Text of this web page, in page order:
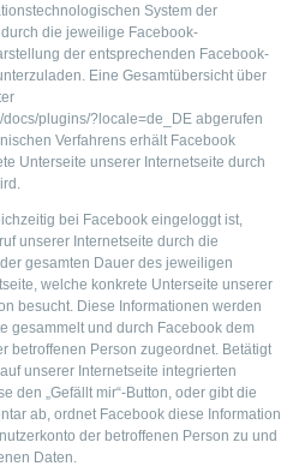
System der
die jeweilige Facebook-
der entsprechenden Facebook-
Eine Gesamtübersicht über
plugins/?locale=de_DE abgerufen
Verfahrens erhält Facebook
Unterseite unserer Internetseite durch
bei Facebook eingeloggt ist,
unserer Internetseite durch die
gesamten Dauer des jeweiligen
welche konkrete Unterseite unserer
besucht. Diese Informationen werden
gesammelt und durch Facebook dem
betroffenen Person zugeordnet. Betätigt
unserer Internetseite integrierten
den „Gefällt mir“-Button, oder gibt die
ab, ordnet Facebook diese Information
der betroffenen Person zu und
Daten.